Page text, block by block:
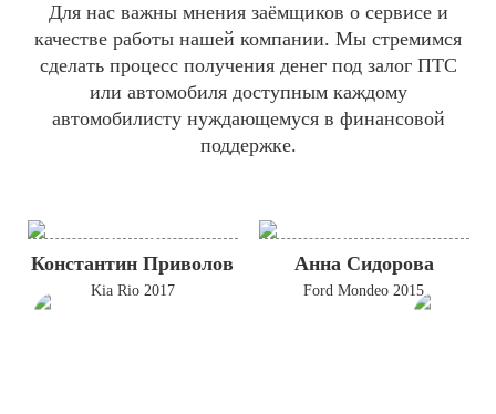
Для нас важны мнения заёмщиков о сервисе и
качестве работы нашей компании. Мы стремимся
сделать процесс получения денег под залог ПТС
или автомобиля доступным каждому
автомобилисту нуждающемуся в финансовой
поддержке.
Константин Приволов
Kia Rio 2017
Анна Сидорова
Ford Mondeo 2015